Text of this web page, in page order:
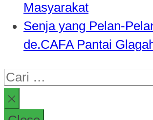
Masyarakat
Senja yang Pelan-
de.CAFA Pantai
Cari
untuk: